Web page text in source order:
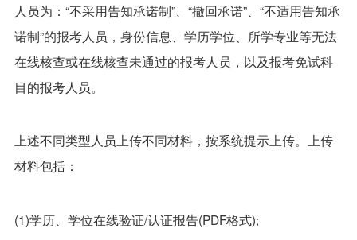
人员为：“不采用告知承诺制”、“撤回承诺”、“不适用告知承
诺制”的报考人员，身份信息、学历学位、所学专业等无法
在线核查或在线核查未通过的报考人员，以及报考免试科
目的报考人员。
上述不同类型人员上传不同材料，按系统提示上传。上传
材料包括：
(1)学历、学位在线验证/认证报告(PDF格式);